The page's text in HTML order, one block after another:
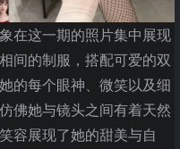
在这一期的照片集中展现
间的制服，搭配可爱的双
的每个眼神、微笑以及细
佛她与镜头之间有着天然
容展现了她的甜美与自